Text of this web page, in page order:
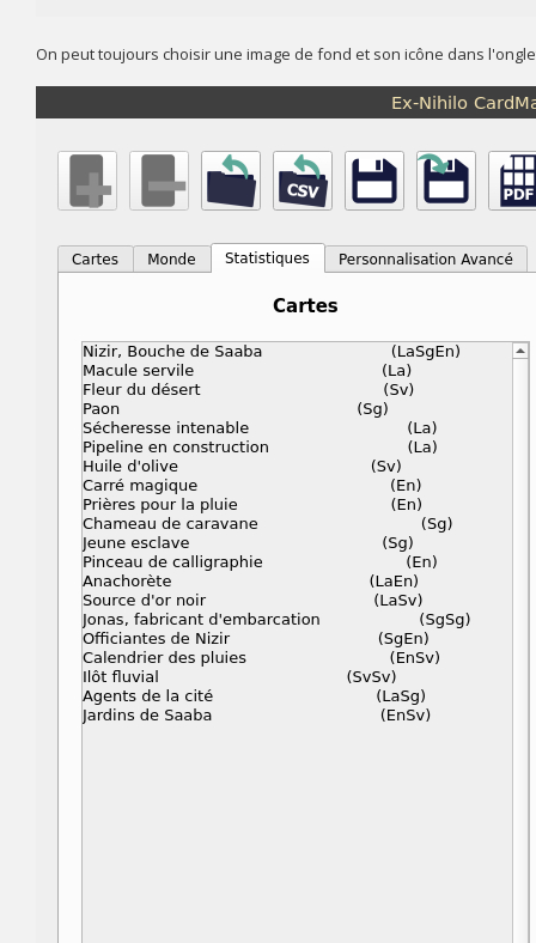
On peut toujours choisir une image de fond et son icône dans